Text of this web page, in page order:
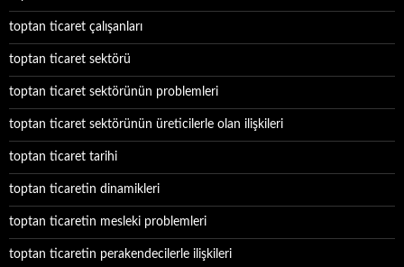
toptan ticaret çalışanları
toptan ticaret sektörü
toptan ticaret sektörünün problemleri
toptan ticaret sektörünün üreticilerle olan ilişkileri
toptan ticaret tarihi
toptan ticaretin dinamikleri
toptan ticaretin mesleki problemleri
toptan ticaretin perakendecilerle ilişkileri